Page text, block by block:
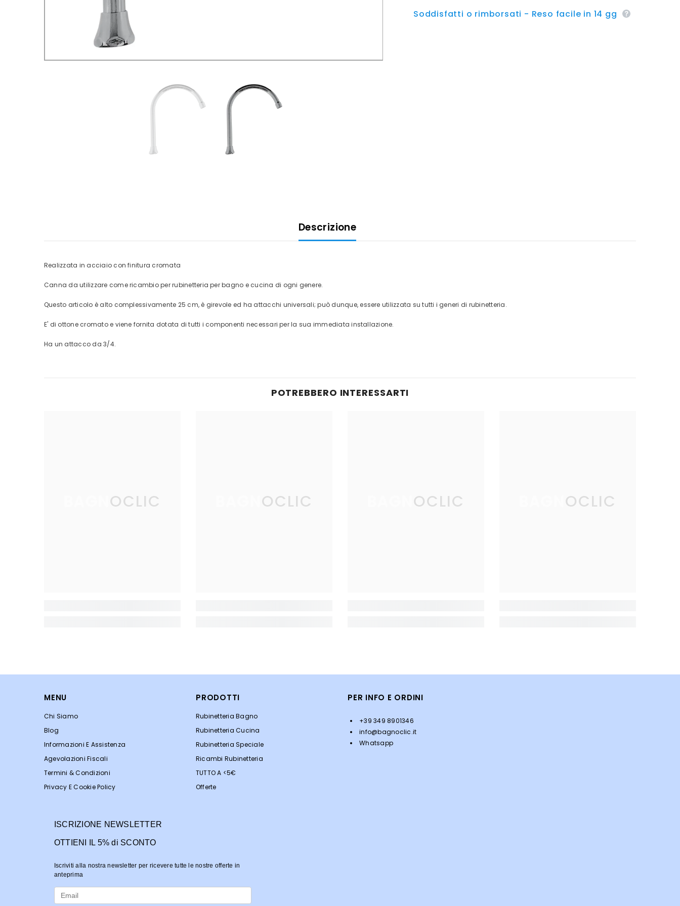
Soddisfatti o rimborsati - Reso facile in 14 gg
Descrizione
Realizzata in acciaio con finitura cromata
Canna da utilizzare come ricambio per rubinetteria per bagno e cucina di ogni genere.
Questo articolo è alto complessivamente 25 cm, è girevole ed ha attacchi universali; può dunque, essere utilizzata su tutti i generi di rubinetteria.
E' di ottone cromato e viene fornita dotata di tutti i componenti necessari per la sua immediata installazione.
Ha un attacco da 3/4.
POTREBBERO INTERESSARTI
BAGNOCLIC BAGNOCLIC BAGNOCLIC BAGNOCLIC
MENU
Chi Siamo
Blog
Informazioni E Assistenza
Agevolazioni Fiscali
Termini & Condizioni
Privacy E Cookie Policy
PRODOTTI
Rubinetteria Bagno
Rubinetteria Cucina
Rubinetteria Speciale
Ricambi Rubinetteria
TUTTO A <5€
Offerte
PER INFO E ORDINI
+39 349 8901346
info@bagnoclic.it
Whatsapp
ISCRIZIONE NEWSLETTER
OTTIENI IL 5% di SCONTO
Iscriviti alla nostra newsletter per ricevere tutte le nostre offerte in
anteprima